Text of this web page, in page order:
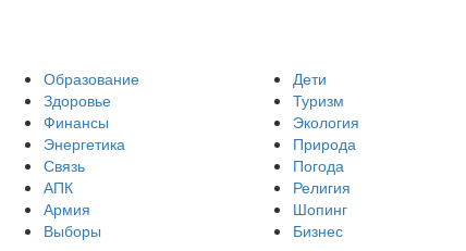
Образование
Здоровье
Финансы
Энергетика
Связь
АПК
Армия
Выборы
Дети
Туризм
Экология
Природа
Погода
Религия
Шопинг
Бизнес